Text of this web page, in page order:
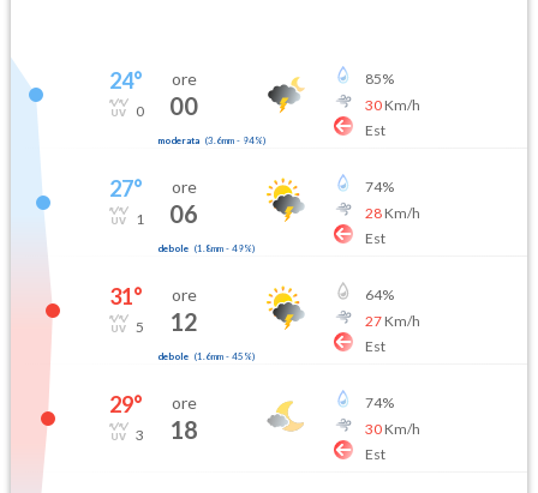
24°
0
ore
00
moderata (3.6mm- 94%)
85%
30Km/h
Est
27°
1
ore
06
debole (1.8mm- 49%)
74%
28Km/h
Est
31°
5
ore
12
debole (1.6mm- 45 %)
64%
27Km/h
Est
29°
3
ore
18
74%
30Km/h
Est